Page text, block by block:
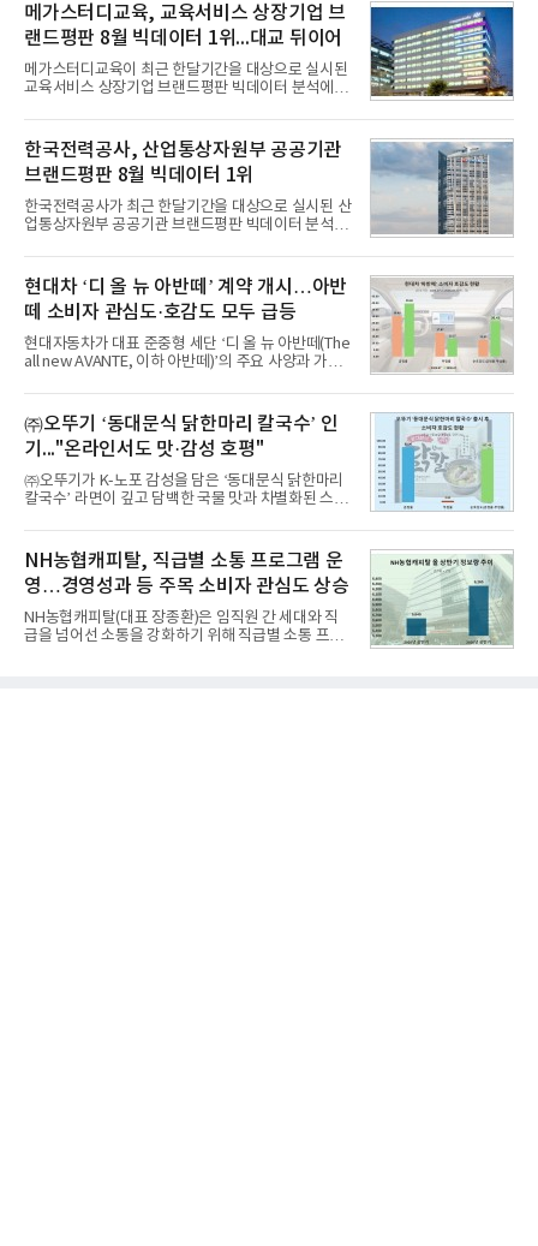
랐다고 밝혔다. 분석에 활용된 빅데이터는 지난 7월
(88,893,823건) 대비 2.48% 증가한 수치다.연구소에
따르면 8월 산업통상부 공공기관 브랜드평판 30위 순
위는 한국전력공사, 한국가스공사, 한국수력원자력,
한국석유공사, 한전
메가스터디교육, 교육서비스 상장기업 브
랜드평판 8월 빅데이터 1위...대교 뒤이어
메가스터디교육이 최근 한달기간을 대상으로 실시된
교육서비스 상장기업 브랜드평판 빅데이터 분석에서
일 한국기업평판연구소(소장 구창환)는 국내 교육서
비스 상장기업 브랜드를 대상으로 지난 7월 7일부터
8월 7일까지 수집된 소비자 빅데이터 10,074,233건
을 분석한 결과, 메가스터디교육이 브랜드평판지수
1,710,926을 기록하며 8월 1위에 올랐다고 밝혔다.
분석에 활용된 빅데이터는 지난 7월(9,491,206건) 대
비 6.14% 증가한 수치로, 교육서비스 상장기업 브랜
디교육, 대교, 디지
한국전력공사, 산업통상자원부 공공기관
브랜드평판 8월 빅데이터 1위
한국전력공사가 최근 한달기간을 대상으로 실시된 산
업통상자원부 공공기관 브랜드평판 빅데이터 분석에
이 순으로 뒤를 이었다.7일 한국기업평판연구소(소장
구창환)는 산업통상자원부 공공기관 41개 브랜드를
대상으로 지난 7월 7일부터 8월 7일까지 수집된 소비
자 빅데이터 91,102,549건을 분석한 결과, 한국전력
공사가 브랜드평판지수 10,670,633을 기록하며 8월
1위에 올랐다고 밝혔다. 분석에 활용된 빅데이터는 지
난 7월(88,893,823건) 대비 2.48% 증가한 수치다.연
수력원자력, 한국석
현대차 ‘디 올 뉴 아반떼’ 계약 개시…아반
떼 소비자 관심도·호감도 모두 급등
현대자동차가 대표 준중형 세단 ‘디 올 뉴 아반떼(The
all new AVANTE, 이하 아반떼)’의 주요 사양과 가격
떼는 6년 만에 선보이는 8세대 완전변경 모델로, ▲정
교한 선과 면을 중심으로 완성한 파격적인 디자인 ▲
과거 중형 세단 수준으로 확대된 차체 제원 ▲글로벌
최고 수준의 안전성 ▲성능과 효율을 동시에 높인 주
행 완성도 ▲첨단 편의 및 디지털 사양 적용 등을 통해
글로벌 준중형 세단의 새로운 기준을 세웠다.아반떼
는 가솔린 2.0과 1.6 하이브리드 두 가지 파워트레인
넘
㈜오뚜기 ‘동대문식 닭한마리 칼국수’ 인
기..."온라인서도 맛·감성 호평"
㈜오뚜기가 K-노포 감성을 담은 ‘동대문식 닭한마리
칼국수’ 라면이 깊고 담백한 국물 맛과 차별화된 스토
혔다.‘동대문식 닭한마리 칼국수’는 예상을 뛰어넘는
소비자 호응에 힘입어 지난 7월 13일 첫 선을 보인 지
단 18일 만에 누적 판매량 50만 개를 돌파하는 성과를
거두었다.이번 신제품은 개발진이 전국의 닭한마리
전문점을 직접 찾아 다니며 최적의 육수 비율을 완성
했다. 자극적이지 않으면서도 깊은 닭육수에 마늘의
개운한 풍미를 더했으며, 국물이 잘 배어들면서도 쫄
NH농협캐피탈, 직급별 소통 프로그램 운
영…경영성과 등 주목 소비자 관심도 상승
NH농협캐피탈(대표 장종환)은 임직원 간 세대와 직
급을 넘어선 소통을 강화하기 위해 직급별 소통 프로